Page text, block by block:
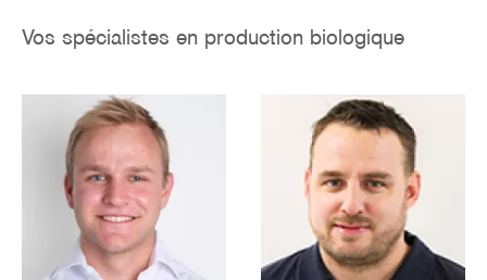
e
u
Vos spécialistes en production biologique